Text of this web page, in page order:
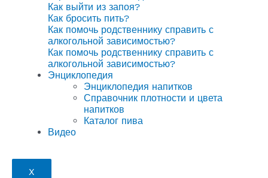
Как выйти из запоя?
Как бросить пить?
Как помочь родственнику справить с
алкогольной зависимостью?
Как помочь родственнику справить с
алкогольной зависимостью?
Энциклопедия
Энциклопедия напитков
Справочник плотности и цвета
напитков
Каталог пива
Видео
X